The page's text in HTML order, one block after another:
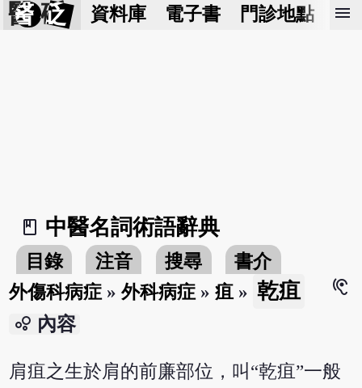
醫 砭 資料庫 電子書 門診地點 預
menu
book_2
中醫名詞術語辭典
目錄 注音 搜尋
書介
外傷科病症 »外科病症 »疽 » 乾疽
hearing
bubble_chart 內容
肩疽之生於肩的前廉部位，叫“乾疽”一般